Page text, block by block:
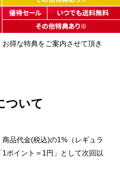
得な特典をご案内させて頂き
ついて
品代金(税込)の1%（レギュラ
ポイント＝1円」として次回以